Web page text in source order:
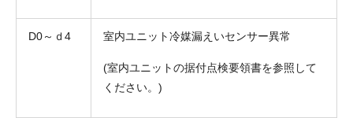
D0～ｄ4 室内ユニット冷媒漏えいセンサー異常
(室内ユニットの据付点検要領書を参照して
ください。)